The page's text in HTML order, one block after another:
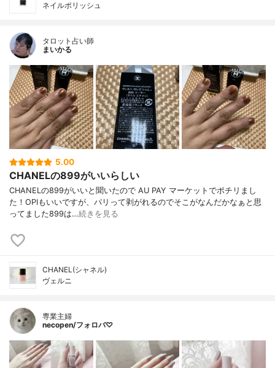
ネイルポリッシュ
タロット占い師
まいかる
5.00
CHANELの899がいいらしい
CHANELの899がいいと聞いたので AU PAY マーケットでポチリまし
た！OPIもいいですが、パリって剥がれるのでそこがなんだかなぁと思
ってました899は…続きを見る
CHANEL(シャネル)
ヴェルニ
専業主婦
necopen/フォロバ♡